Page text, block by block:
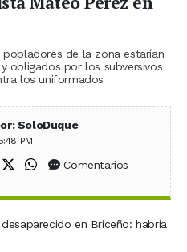
pobladores de la zona estarían
obligados por los subversivos
los uniformados
SoloDuque
PM
en Facebook
Compartir en X (Twitter)
Compartir en WhatsApp
Comentarios